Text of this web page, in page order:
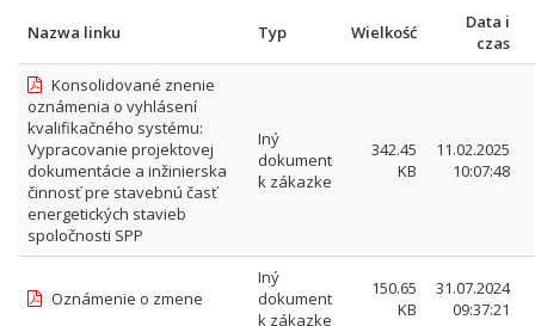
Nazwa linku Typ Wielkość
Data i
czas
Konsolidované znenie
oznámenia o vyhlásení
kvalifikačného systému:
Vypracovanie projektovej
dokumentácie a inžinierska
činnosť pre stavebnú časť
energetických stavieb
spoločnosti SPP
Iný
dokument
k zákazke
342.45
KB
11.02.2025
10:07:48
Oznámenie o zmene
Iný
dokument
k zákazke
150.65
KB
31.07.2024
09:37:21